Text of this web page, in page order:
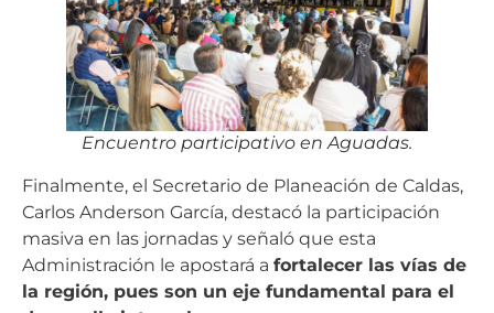
Encuentro participativo en Aguadas.
Finalmente, el Secretario de Planeación de Caldas,
Carlos Anderson García, destacó la participación
masiva en las jornadas y señaló que esta
Administración le apostará a fortalecer las vías de
la región, pues son un eje fundamental para el